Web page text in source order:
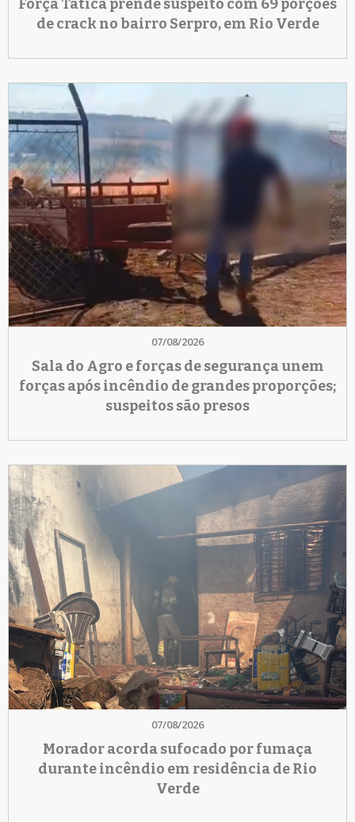
Força Tática prende suspeito com 69 porções
de crack no bairro Serpro, em Rio Verde
07/08/2026
Sala do Agro e forças de segurança unem
forças após incêndio de grandes proporções;
suspeitos são presos
07/08/2026
Morador acorda sufocado por fumaça
durante incêndio em residência de Rio
Verde